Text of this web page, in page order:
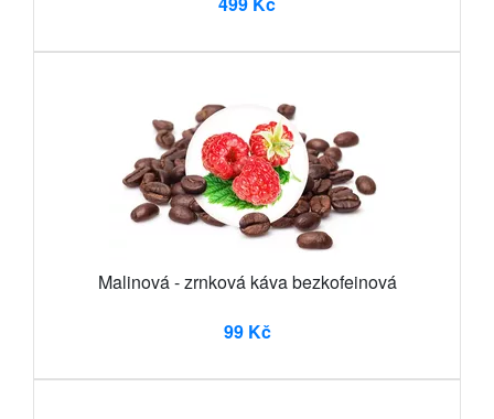
Malinová - zrnková káva bezkofeinová
99 Kč